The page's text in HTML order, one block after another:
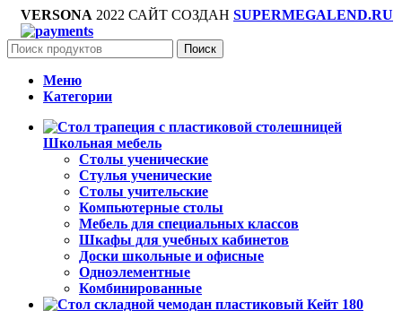
VERSONA 2022 САЙТ СОЗДАН SUPERMEGALEND.RU
Поиск
Меню
Категории
Школьная мебель
Столы ученические
Стулья ученические
Столы учительские
Компьютерные столы
Мебель для специальных классов
Шкафы для учебных кабинетов
Доски школьные и офисные
Одноэлементные
Комбинированные